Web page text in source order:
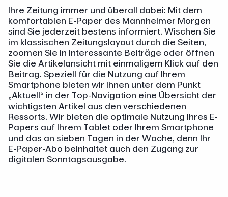
Ihre Zeitung immer und überall dabei: Mit dem
komfortablen E-Paper des Mannheimer Morgen
sind Sie jederzeit bestens informiert. Wischen Sie
im klassischen Zeitungslayout durch die Seiten,
zoomen Sie in interessante Beiträge oder öffnen
Sie die Artikelansicht mit einmaligem Klick auf den
Beitrag. Speziell für die Nutzung auf Ihrem
Smartphone bieten wir Ihnen unter dem Punkt
„Aktuell“ in der Top-Navigation eine Übersicht der
wichtigsten Artikel aus den verschiedenen
Ressorts. Wir bieten die optimale Nutzung Ihres E-
Papers auf Ihrem Tablet oder Ihrem Smartphone
und das an sieben Tagen in der Woche, denn Ihr
E-Paper-Abo beinhaltet auch den Zugang zur
digitalen Sonntagsausgabe.